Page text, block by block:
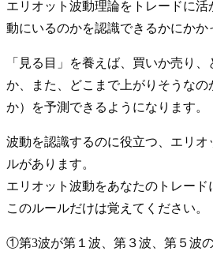
エリオット波動理論をトレードに活
動にいるのかを認識できるかにかか
「見る目」を養えば、買いか売り
か、また、どこまで上がりそうなの
か）を予測できるようになります。
波動を認識するのに役立つ、エリオ
ルがあります。
エリオット波動をあなたのトレード
このルールだけは覚えてください。
①第3波が第１波、第３波、第５波